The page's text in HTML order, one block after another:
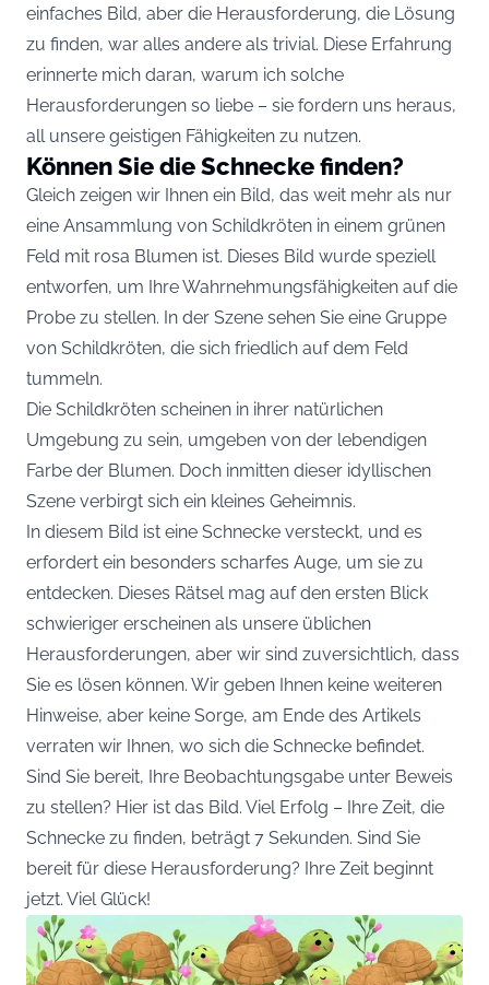
einfaches Bild, aber die Herausforderung, die Lösung
zu finden, war alles andere als trivial. Diese Erfahrung
erinnerte mich daran, warum ich solche
Herausforderungen so liebe – sie fordern uns heraus,
all unsere geistigen Fähigkeiten zu nutzen.
Können Sie die Schnecke finden?
Gleich zeigen wir Ihnen ein Bild, das weit mehr als nur
eine Ansammlung von Schildkröten in einem grünen
Feld mit rosa Blumen ist. Dieses Bild wurde speziell
entworfen, um Ihre Wahrnehmungsfähigkeiten auf die
Probe zu stellen. In der Szene sehen Sie eine Gruppe
von Schildkröten, die sich friedlich auf dem Feld
tummeln.
Die Schildkröten scheinen in ihrer natürlichen
Umgebung zu sein, umgeben von der lebendigen
Farbe der Blumen. Doch inmitten dieser idyllischen
Szene verbirgt sich ein kleines Geheimnis.
In diesem Bild ist eine Schnecke versteckt, und es
erfordert ein besonders scharfes Auge, um sie zu
entdecken. Dieses Rätsel mag auf den ersten Blick
schwieriger erscheinen als unsere üblichen
Herausforderungen, aber wir sind zuversichtlich, dass
Sie es lösen können. Wir geben Ihnen keine weiteren
Hinweise, aber keine Sorge, am Ende des Artikels
verraten wir Ihnen, wo sich die Schnecke befindet.
Sind Sie bereit, Ihre Beobachtungsgabe unter Beweis
zu stellen? Hier ist das Bild. Viel Erfolg – Ihre Zeit, die
Schnecke zu finden, beträgt 7 Sekunden. Sind Sie
bereit für diese Herausforderung? Ihre Zeit beginnt
jetzt. Viel Glück!